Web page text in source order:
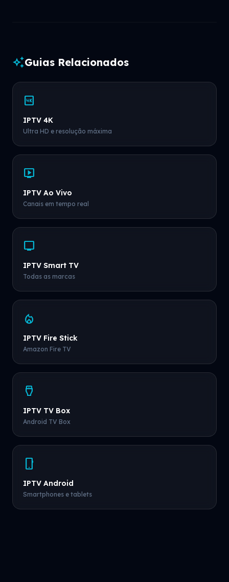
auto_awesomeGuias Relacionados
4k
IPTV 4K
Ultra HD e resolução máxima
live_tv
IPTV Ao Vivo
Canais em tempo real
tv
IPTV Smart TV
Todas as marcas
local_fire_department
IPTV Fire Stick
Amazon Fire TV
settings_input_hdmi
IPTV TV Box
Android TV Box
phone_android
IPTV Android
Smartphones e tablets